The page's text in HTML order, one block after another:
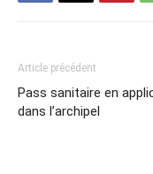
Article précédent
Pass sanitaire en
dans l’archipel